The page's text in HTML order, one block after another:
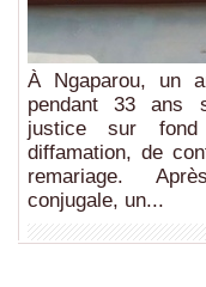
À Ngaparou, un
pendant 33 ans
justice sur fond
diffamation, de
remariage.
conjugale, un...